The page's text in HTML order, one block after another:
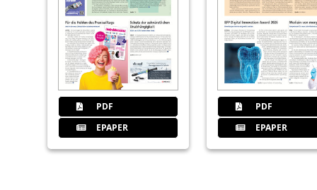
PDF
EPAPER
PDF
EPAPER